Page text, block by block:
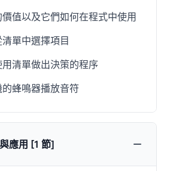
值以及它們如何在程式中使用
單中選擇項目
清單做出決策的程序
蜂鳴器播放音符
應用 [1 節]